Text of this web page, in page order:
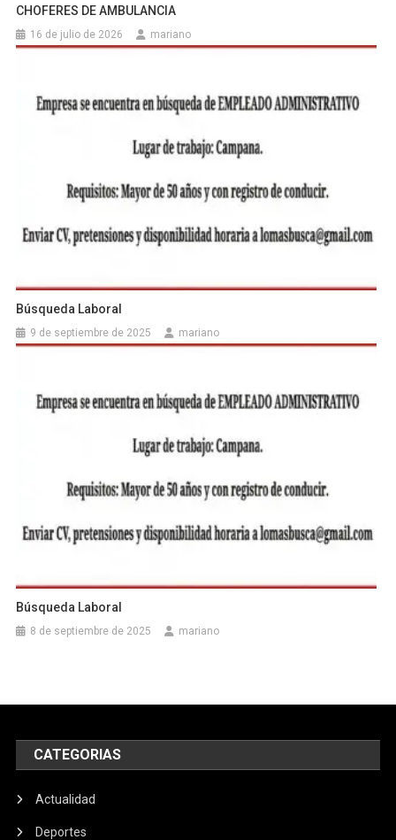
CHOFERES DE AMBULANCIA
16 de julio de 2026 mariano
Búsqueda Laboral
9 de septiembre de 2025 mariano
Búsqueda Laboral
8 de septiembre de 2025 mariano
CATEGORIAS
Actualidad
Deportes